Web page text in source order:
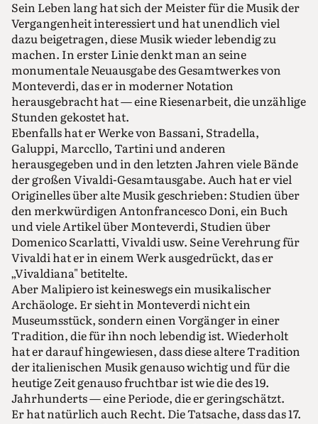
Sein Leben lang hat sich der Meister für die Musik der
Vergangenheit interessiert und hat unendlich viel
dazu beigetragen, diese Musik wieder lebendig zu
machen. In erster Linie denkt man an seine
monumentale Neuausgabe des Gesamtwerkes von
Monteverdi, das er in moderner Notation
herausgebracht hat — eine Riesenarbeit, die unzählige
Stunden gekostet hat.
Ebenfalls hat er Werke von Bassani, Stradella,
Galuppi, Marccllo, Tartini und anderen
herausgegeben und in den letzten Jahren viele Bände
der großen Vivaldi-Gesamtausgabe. Auch hat er viel
Originelles über alte Musik geschrieben: Studien über
den merkwürdigen Antonfrancesco Doni, ein Buch
und viele Artikel über Monteverdi, Studien über
Domenico Scarlatti, Vivaldi usw. Seine Verehrung für
Vivaldi hat er in einem Werk ausgedrückt, das er
„Vivaldiana" betitelte.
Aber Malipiero ist keineswegs ein musikalischer
Archäologe. Er sieht in Monteverdi nicht ein
Museumsstück, sondern einen Vorgänger in einer
Tradition, die für ihn noch lebendig ist. Wiederholt
hat er darauf hingewiesen, dass diese altere Tradition
der italienischen Musik genauso wichtig und für die
heutige Zeit genauso fruchtbar ist wie die des 19.
Jahrhunderts — eine Periode, die er geringschätzt.
Er hat natürlich auch Recht. Die Tatsache, dass das 17.